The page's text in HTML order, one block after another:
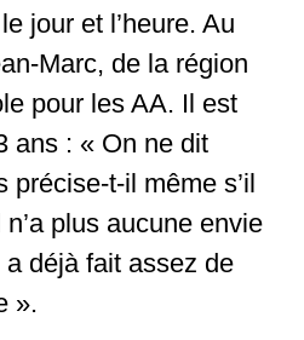
jour et l’heure. Au
Marc, de la région
pour les AA. Il est
ans : « On ne dit
précise-t-il même s’il
plus aucune envie
a déjà fait assez de
».